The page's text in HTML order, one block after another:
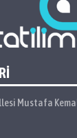
Mustafa